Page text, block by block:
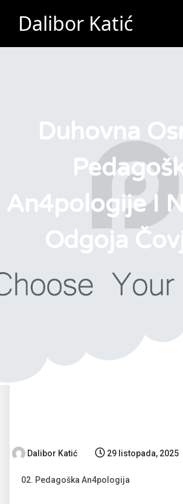
Dalibor Katić
Duhovna
An4pologije I
Odgoja
Dalibor Katić 29 listopada, 2025
02. Pedagoška An4pologija